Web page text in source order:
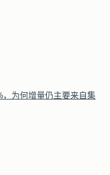
为何增量仍主要来自集